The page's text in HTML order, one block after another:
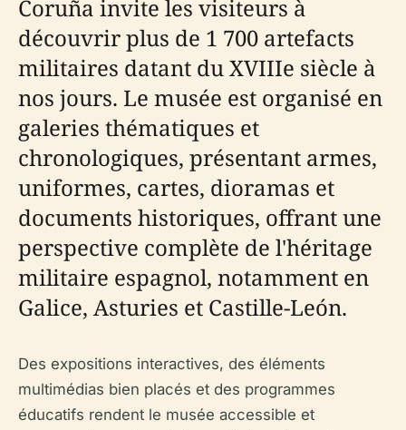
Coruña invite les visiteurs à
découvrir plus de 1 700 artefacts
militaires datant du XVIIIe siècle à
nos jours. Le musée est organisé en
galeries thématiques et
chronologiques, présentant armes,
uniformes, cartes, dioramas et
documents historiques, offrant une
perspective complète de l'héritage
militaire espagnol, notamment en
Galice, Asturies et Castille-León.
Des expositions interactives, des éléments
multimédias bien placés et des programmes
éducatifs rendent le musée accessible et